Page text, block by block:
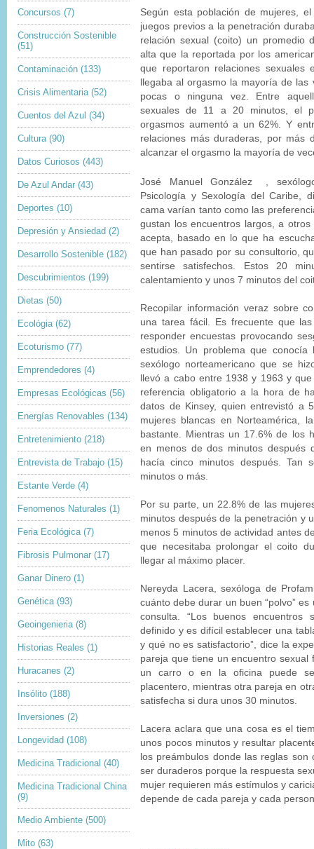
Concursos (7)
Construcción Sostenible
(51)
Contaminación (133)
Crisis Alimentaria (52)
Cuentos del Azul (34)
Cultura (90)
Datos Curiosos (443)
De Azul Andar (43)
Deportes (10)
Depresión y Ansiedad (2)
Desarrollo Sostenible (182)
Descubrimientos (199)
Dietas (50)
Ecológia (62)
Ecoturismo (77)
Emprendedores (4)
Empresas Ecológicas (56)
Energías Renovables (134)
Entretenimiento (218)
Entrevista de Trabajo (15)
Estante Verde (4)
Fenomenos Naturales (1)
Feria Ecológica (7)
Fibrosis Pulmonar (17)
Ganar Dinero (1)
Genética (93)
Geoingenieria (8)
Historias Reales (1)
Huracanes (2)
Insólito (188)
Inversiones (2)
Longevidad (108)
Medicina Tradicional (40)
Medicina Tradicional China
(9)
Medio Ambiente (500)
Mito (63)
Según esta población de mujeres,
juegos previos a la penetración
relación sexual (coito) un promedio
alta que la reportada por los
que reportaron relaciones
llegaba al orgasmo la mayoría de
pocas o ninguna vez. Entre
sexuales de 11 a 20 minutos, el
orgasmos aumentó a un 62%. Y
relaciones más duraderas, por más
alcanzar el orgasmo la mayoría de
José Manuel González
,
Psicología y Sexología del Caribe,
cama varían tanto como las
gustan los encuentros largos, a otros
acepta, basado en lo que ha
que han pasado por su consultorio,
sentirse satisfechos. Estos 20
calentamiento y unos 7 minutos del
Recopilar información veraz sobre
una tarea fácil. Es frecuente que
responder encuestas provocando
estudios. Un problema que conocía
sexólogo norteamericano que se
llevó a cabo entre 1938 y 1963 y
referencia obligatorio a la hora de
datos de Kinsey, quien entrevistó a
mujeres blancas en Norteamérica,
bastante. Mientras un 17.6% de los
en menos de dos minutos después
hacía cinco minutos después. Tan
minutos o más.
Por su parte, un 22.8% de las
minutos después de la penetración y
menos 5 minutos de actividad antes
que necesitaba prolongar el coito
llegar al máximo placer.
Nereyda Lacera, sexóloga de
cuánto debe durar un buen “polvo”
consulta. “Los buenos encuentros
definido y es difícil establecer una
y qué no es satisfactorio”, dice la
pareja que tiene un encuentro
un carro o en la oficina puede
placentero, mientras otra pareja en
satisfecha si dura unos 30 minutos.
Lacera aclara que una cosa es el
unos pocos minutos y resultar
los preámbulos donde las reglas son
ser duraderos porque la respuesta
mujer requieren más estímulos y
depende de cada pareja y cada